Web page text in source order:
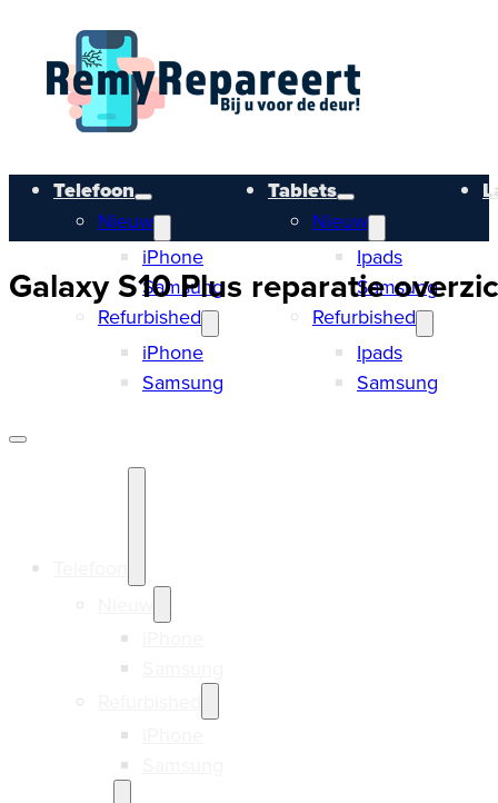
Telefoon
Nieuw
iPhone
Samsung
Refurbished
iPhone
Samsung
Tablets
Nieuw
Ipads
Samsung
Refurbished
Ipads
Samsung
Galaxy S10 Plus reparatie